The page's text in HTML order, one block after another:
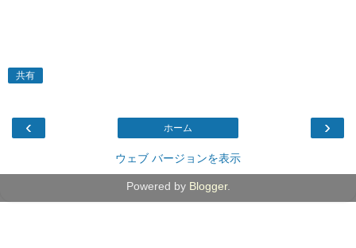
共有
‹ ›
ホーム
ウェブ バージョンを表示
Powered by Blogger.